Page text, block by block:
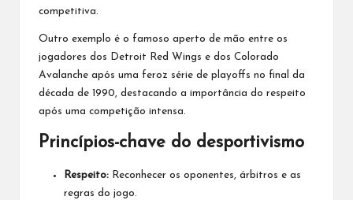
competitiva.
Outro exemplo é o famoso aperto de mão entre os
jogadores dos Detroit Red Wings e dos Colorado
Avalanche após uma feroz série de playoffs no final da
década de 1990, destacando a importância do respeito
após uma competição intensa.
Princípios-chave do desportivismo
Respeito: Reconhecer os oponentes, árbitros e as
regras do jogo.